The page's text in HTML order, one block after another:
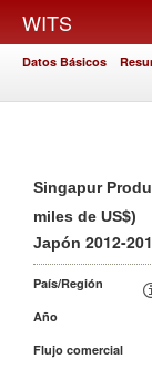
WITS
Datos Básicos
Singapur
miles de US$)
Japón 2012-
País/Región
Año
Flujo comercial